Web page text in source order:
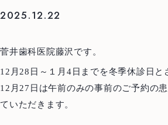
2025.12.22
菅井歯科医院藤沢です。
12月28日～１月4日までを冬季休診日と
12月27日は午前のみの事前のご予約の
ていただきます。